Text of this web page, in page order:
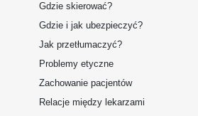
Gdzie skierować?
Gdzie i jak ubezpieczyć?
Jak przetłumaczyć?
Problemy etyczne
Zachowanie pacjentów
Relacje między lekarzami